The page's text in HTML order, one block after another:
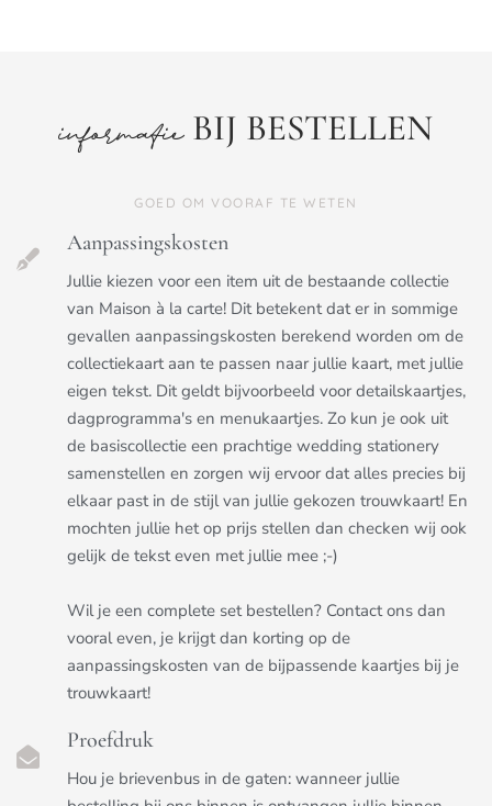
informatieBIJ BESTELLEN
GOED OM VOORAF TE WETEN
Aanpassingskosten
Jullie kiezen voor een item uit de bestaande collectie
van Maison à la carte! Dit betekent dat er in sommige
gevallen aanpassingskosten berekend worden om de
collectiekaart aan te passen naar jullie kaart, met jullie
eigen tekst. Dit geldt bijvoorbeeld voor detailskaartjes,
dagprogramma's en menukaartjes. Zo kun je ook uit
de basiscollectie een prachtige wedding stationery
samenstellen en zorgen wij ervoor dat alles precies bij
elkaar past in de stijl van jullie gekozen trouwkaart! En
mochten jullie het op prijs stellen dan checken wij ook
gelijk de tekst even met jullie mee ;-)
Wil je een complete set bestellen? Contact ons dan
vooral even, je krijgt dan korting op de
aanpassingskosten van de bijpassende kaartjes bij je
trouwkaart!
Proefdruk
Hou je brievenbus in de gaten: wanneer jullie